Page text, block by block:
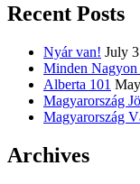
Recent Posts
Nyár van! July
Minden
Alberta 101
Magyarország
Magyarország
Archives